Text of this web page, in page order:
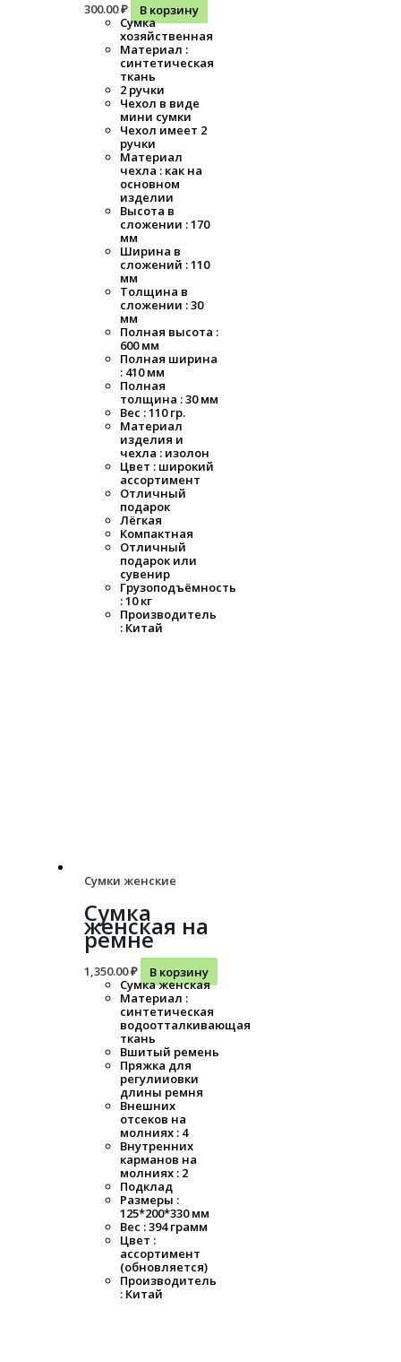
300.00₽
В корзину
Сумка
хозяйственная
Материал :
синтетическая
ткань
2 ручки
Чехол в виде
мини сумки
Чехол имеет 2
ручки
Материал
чехла : как на
основном
изделии
Высота в
сложении : 170
мм
Ширина в
сложений : 110
мм
Толщина в
сложении : 30
мм
Полная высота :
600 мм
Полная ширина
: 410 мм
Полная
толщина : 30 мм
Вес : 110 гр.
Материал
изделия и
чехла : изолон
Цвет : широкий
ассортимент
Отличный
подарок
Лёгкая
Компактная
Отличный
подарок или
сувенир
Грузоподъёмность
: 10 кг
Производитель
: Китай
Сумки женские
Сумка
женская на
ремне
1,350.00₽
В корзину
Сумка женская
Материал :
синтетическая
водоотталкивающая
ткань
Вшитый ремень
Пряжка для
регулииовки
длины ремня
Внешних
отсеков на
молниях : 4
Внутренних
карманов на
молниях : 2
Подклад
Размеры :
125*200*330 мм
Вес : 394 грамм
Цвет :
ассортимент
(обновляется)
Производитель
: Китай